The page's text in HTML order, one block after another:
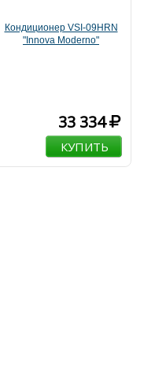
Кондиционер VSI-09HRN
"Innova Moderno"
33 334
КУПИТЬ